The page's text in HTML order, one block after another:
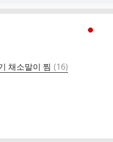
채소말이 찜 댓
글
(16)